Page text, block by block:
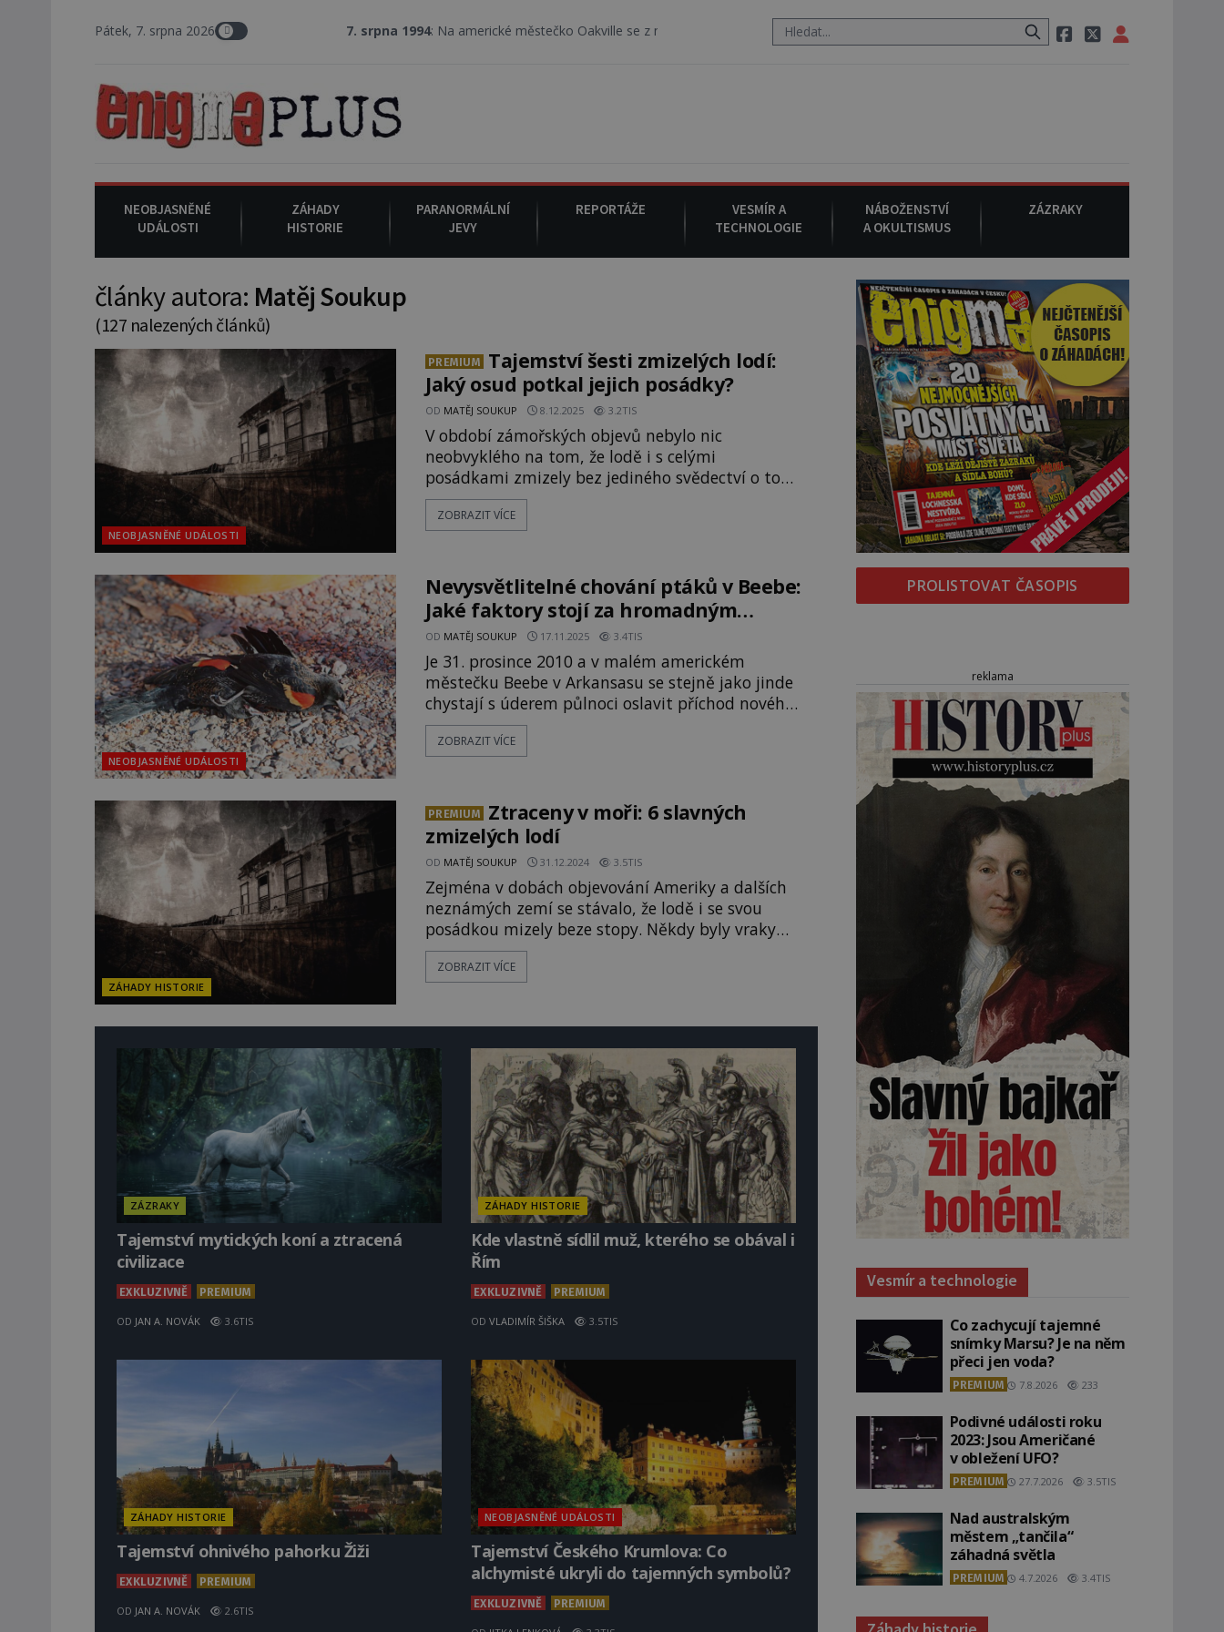
Pátek, 7. srpna 2026 7. srpna 1994: Na americké městečko Oakville se z nebe snáší podivná rosolovitá látka neznámého původu. : Na americké městečko
NEOBJASNĚNÉ
UDÁLOSTI
ZÁHADY
HISTORIE
PARANORMÁLNÍ
JEVY
REPORTÁŽE
VESMÍR A
TECHNOLOGIE
NÁBOŽENSTVÍ
A OKULTISMUS
ZÁZRAKY
články autora: Matěj Soukup
(127 nalezených článků)
NEOBJASNĚNÉ UDÁLOSTI
PREMIUM
Tajemství šesti zmizelých lodí:
Jaký osud potkal jejich posádky?
OD MATĚJ SOUKUP 8.12.2025 3.2TIS
V období zámořských objevů nebylo nic
neobvyklého na tom, že lodě i s celými
posádkami zmizely bez jediného svědectví o tom,
co se stalo. Někdy se podařilo najít alespoň vraky,
jiné však beze stopy zmizely z map i z historie. A
mnohem lepší. U některých lodí dodnes nevíme,
kam se poděly. [gallery ids="161048,16105
ZOBRAZIT VÍCE
NEOBJASNĚNÉ UDÁLOSTI
Nevysvětlitelné chování ptáků v Beebe:
Jaké faktory stojí za hromadným
úhynem?
OD MATĚJ SOUKUP 17.11.2025 3.4TIS
Je 31. prosince 2010 a v malém americkém
městečku Beebe v Arkansasu se stejně jako jinde
chystají s úderem půlnoci oslavit příchod nového
roku. Zhruba kolem jedenácté večer se však stane
něco nevysvětlitelného. Z nebe se na ztemnělé
v Beebe zničehonic polet
ZOBRAZIT VÍCE
ZÁHADY HISTORIE
PREMIUM
Ztraceny v moři: 6 slavných
zmizelých lodí
OD MATĚJ SOUKUP 31.12.2024 3.5TIS
Zejména v dobách objevování Ameriky a dalších
neznámých zemí se stávalo, že lodě i se svou
posádkou mizely beze stopy. Někdy byly vraky
lodí nalezeny, zatímco nad jinými se vody zavřely
navždy. Lodě ovšem mizely i v pozdějších érách,
stopa! [gallery
ids="118302,118303,118301,118299,118298,118300,11829
ZOBRAZIT VÍCE
ZÁZRAKY
Tajemství mytických koní a ztracená
civilizace
EXKLUZIVNĚ PREMIUM
OD JAN A. NOVÁK 3.6TIS
ZÁHADY HISTORIE
Kde vlastně sídlil muž, kterého se obával i
Řím
EXKLUZIVNĚ PREMIUM
OD VLADIMÍR ŠIŠKA 3.5TIS
ZÁHADY HISTORIE
Tajemství ohnivého pahorku Žiži
EXKLUZIVNĚ PREMIUM
OD JAN A. NOVÁK 2.6TIS
NEOBJASNĚNÉ UDÁLOSTI
Tajemství Českého Krumlova: Co
alchymisté ukryli do tajemných symbolů?
EXKLUZIVNĚ PREMIUM
PROLISTOVAT ČASOPIS
reklama
Vesmír a technologie
Co zachycují tajemné
snímky Marsu? Je na něm
přeci jen voda?
PREMIUM 7.8.2026 233
Podivné události roku
2023: Jsou Američané
v obležení UFO?
PREMIUM 27.7.2026 3.5TIS
Nad australským
městem „tančila“
záhadná světla
PREMIUM 4.7.2026 3.4TIS